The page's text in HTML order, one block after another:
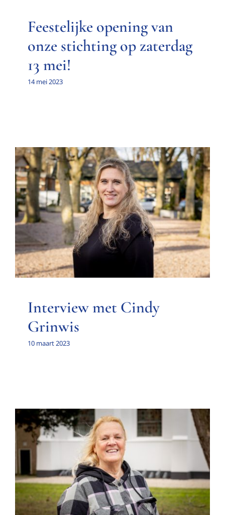
Feestelijke opening van
onze stichting op zaterdag
13 mei!
14 mei 2023
Interview met Cindy Grinwis
Interview met een bestuurslid
Interview met Cindy
Grinwis
10 maart 2023
Interview met Ilona Liplijn
Interview met een bestuurslid